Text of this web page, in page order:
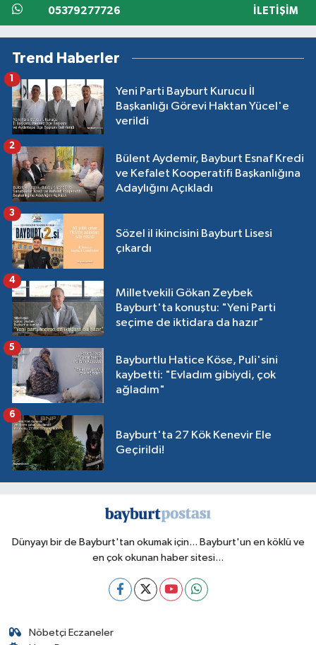
05379277726 İLETIŞIM
Trend Haberler
Yeni Parti Bayburt Kurucu İl
Başkanlığı Görevi Haktan Yücel'e
verildi
1
Bülent Aydemir, Bayburt Esnaf Kredi
ve Kefalet Kooperatifi Başkanlığına
Adaylığını Açıkladı
2
Sözel il ikincisini Bayburt Lisesi
çıkardı
3
Milletvekili Gökan Zeybek
Bayburt'ta konuştu: "Yeni Parti
seçime de iktidara da hazır"
4
Bayburtlu Hatice Köse, Puli'sini
kaybetti: "Evladım gibiydi, çok
ağladım"
5
Bayburt'ta 27 Kök Kenevir Ele
Geçirildi!
6
Dünyayı bir de Bayburt'tan okumak için... Bayburt'un en köklü ve
en çok okunan haber sitesi...
Nöbetçi Eczaneler